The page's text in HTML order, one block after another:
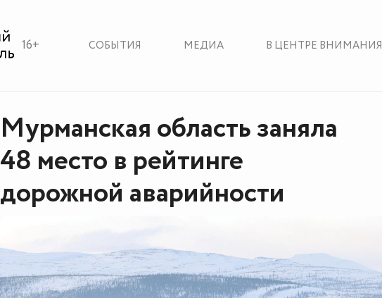
16+ СОБЫТИЯ МЕДИА В ЦЕНТРЕ ВНИМАНИЯ
Мурманская область заняла
48 место в рейтинге
дорожной аварийности